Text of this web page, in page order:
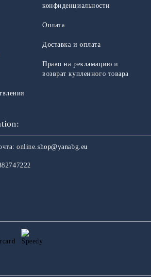
конфиденциальности
Оплата
Доставка и оплата
Право на рекламацию и
возврат купленного товара
online.shop@yanabg.eu